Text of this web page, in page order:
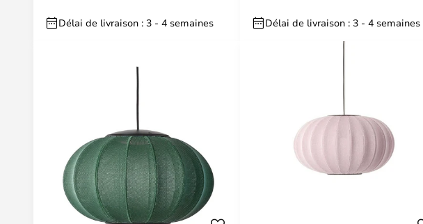
Délai de livraison : 3 - 4 semaines Délai de livraison : 3 - 4 semaines